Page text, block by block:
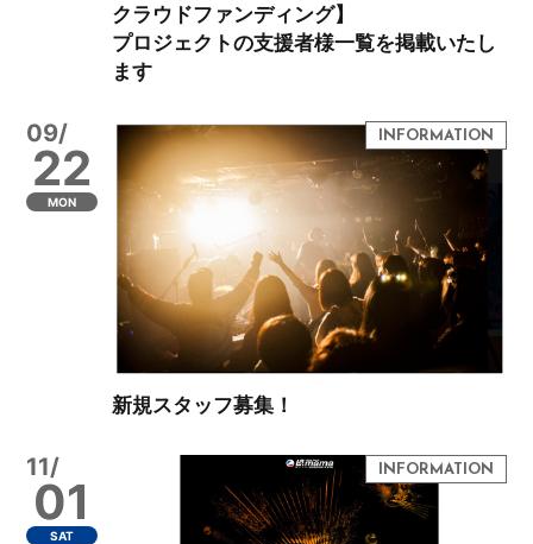
クラウドファンディング】
プロジェクトの支援者様一覧を掲載いたし
ます
09/
22
MON
新規スタッフ募集！
11/
01
SAT